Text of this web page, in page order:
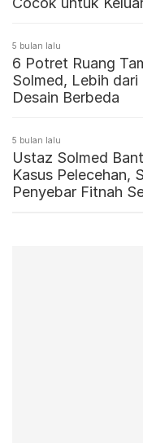
5 bulan lalu
6 Potret Ruang
Solmed, Lebih
Desain Berbeda
5 bulan lalu
Ustaz Solmed
Kasus Pelecehan,
Penyebar Fitnah